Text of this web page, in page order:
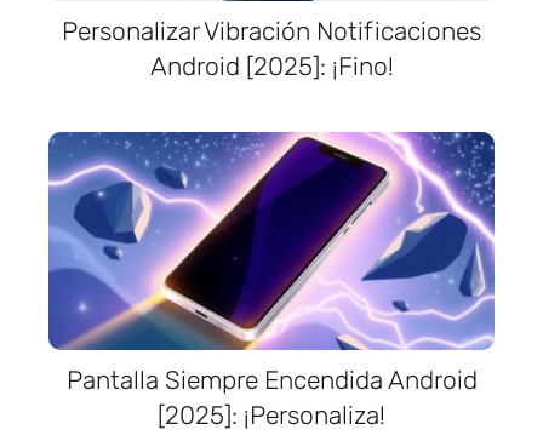
Personalizar Vibración Notificaciones
Android [2025]: ¡Fino!
Pantalla Siempre Encendida Android
[2025]: ¡Personaliza!